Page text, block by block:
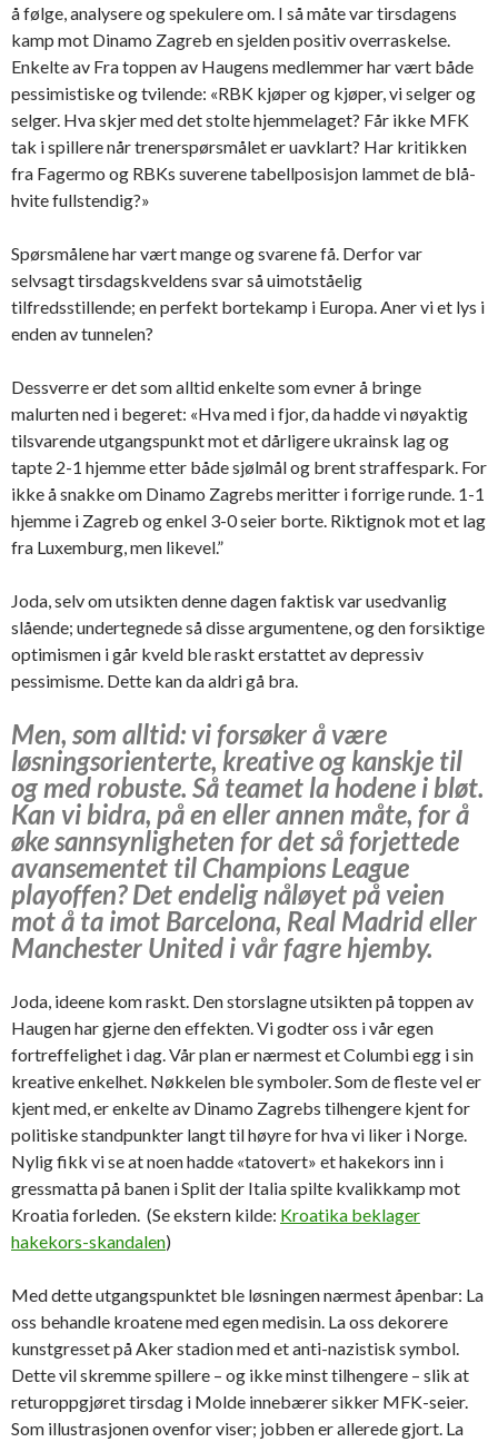
å følge, analysere og spekulere om. I så måte var tirsdagens
kamp mot Dinamo Zagreb en sjelden positiv overraskelse.
Enkelte av Fra toppen av Haugens medlemmer har vært både
pessimistiske og tvilende: «RBK kjøper og kjøper, vi selger og
selger. Hva skjer med det stolte hjemmelaget? Får ikke MFK
tak i spillere når trenerspørsmålet er uavklart? Har kritikken
fra Fagermo og RBKs suverene tabellposisjon lammet de blå-
hvite fullstendig?»
Spørsmålene har vært mange og svarene få. Derfor var
selvsagt tirsdagskveldens svar så uimotståelig
tilfredsstillende; en perfekt bortekamp i Europa. Aner vi et lys i
enden av tunnelen?
Dessverre er det som alltid enkelte som evner å bringe
malurten ned i begeret: «Hva med i fjor, da hadde vi nøyaktig
tilsvarende utgangspunkt mot et dårligere ukrainsk lag og
tapte 2-1 hjemme etter både sjølmål og brent straffespark. For
ikke å snakke om Dinamo Zagrebs meritter i forrige runde. 1-1
hjemme i Zagreb og enkel 3-0 seier borte. Riktignok mot et lag
fra Luxemburg, men likevel.”
Joda, selv om utsikten denne dagen faktisk var usedvanlig
slående; undertegnede så disse argumentene, og den forsiktige
optimismen i går kveld ble raskt erstattet av depressiv
pessimisme. Dette kan da aldri gå bra.
Men, som alltid: vi forsøker å være
løsningsorienterte, kreative og kanskje til
og med robuste. Så teamet la hodene i bløt.
Kan vi bidra, på en eller annen måte, for å
øke sannsynligheten for det så forjettede
avansementet til Champions League
playoffen? Det endelig nåløyet på veien
mot å ta imot Barcelona, Real Madrid eller
Manchester United i vår fagre hjemby.
Joda, ideene kom raskt. Den storslagne utsikten på toppen av
Haugen har gjerne den effekten. Vi godter oss i vår egen
fortreffelighet i dag. Vår plan er nærmest et Columbi egg i sin
kreative enkelhet. Nøkkelen ble symboler. Som de fleste vel er
kjent med, er enkelte av Dinamo Zagrebs tilhengere kjent for
politiske standpunkter langt til høyre for hva vi liker i Norge.
Nylig fikk vi se at noen hadde «tatovert» et hakekors inn i
gressmatta på banen i Split der Italia spilte kvalikkamp mot
Kroatia forleden. (Se ekstern kilde: Kroatika beklager
hakekors-skandalen)
Med dette utgangspunktet ble løsningen nærmest åpenbar: La
oss behandle kroatene med egen medisin. La oss dekorere
kunstgresset på Aker stadion med et anti-nazistisk symbol.
Dette vil skremme spillere – og ikke minst tilhengere – slik at
returoppgjøret tirsdag i Molde innebærer sikker MFK-seier.
Som illustrasjonen ovenfor viser; jobben er allerede gjort. La